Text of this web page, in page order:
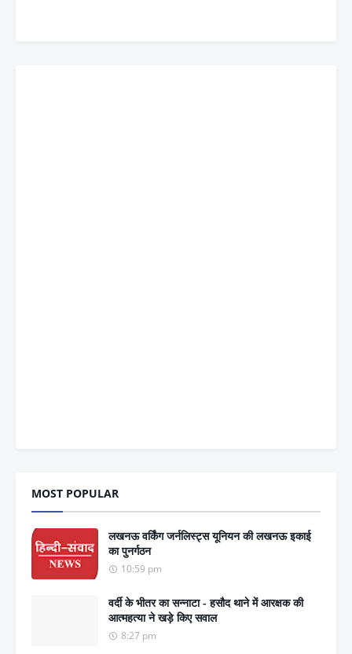
MOST POPULAR
लखनऊ वर्किंग जर्नलिस्ट्स यूनियन की लखनऊ इकाई
का पुनर्गठन
10:59 pm
वर्दी के भीतर का सन्नाटा - हसौद थाने में आरक्षक की
आत्महत्या ने खड़े किए सवाल
8:27 pm